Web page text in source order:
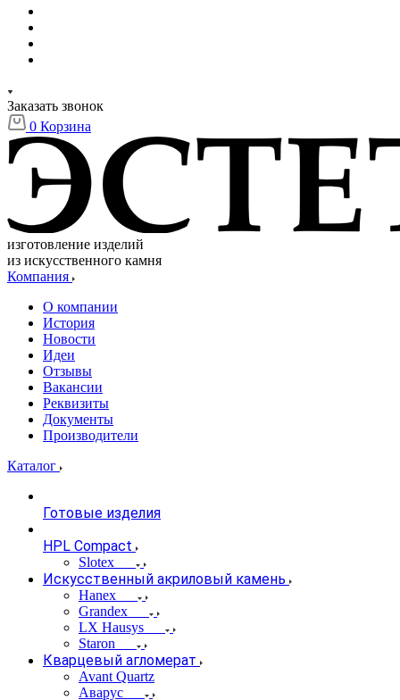
Заказать звонок
0 Корзина
изготовление изделий
из искусственного камня
Компания
О компании
История
Новости
Идеи
Отзывы
Вакансии
Реквизиты
Документы
Производители
Каталог
Готовые изделия
HPL Compact
Slotex
Искусственный акриловый камень
Hanex
Grandex
LX Hausys
Staron
Кварцевый агломерат
Avant Quartz
Аварус